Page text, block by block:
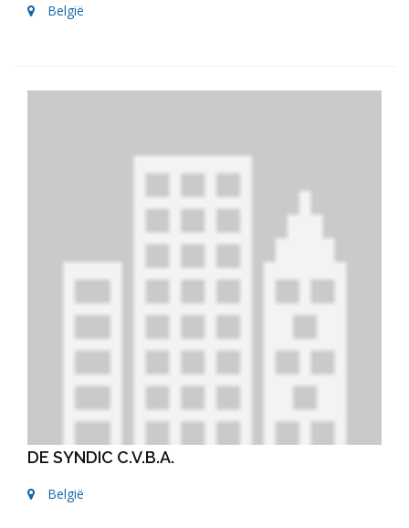
België
DE SYNDIC C.V.B.A.
België